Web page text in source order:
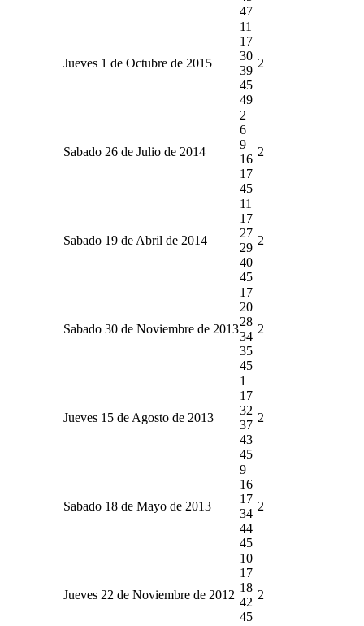
47
Jueves 1 de Octubre de 2015
11
17
30
39
45
49
2
Sabado 26 de Julio de 2014
2
6
9
16
17
45
2
Sabado 19 de Abril de 2014
11
17
27
29
40
45
2
Sabado 30 de Noviembre de 2013
17
20
28
34
35
45
2
Jueves 15 de Agosto de 2013
1
17
32
37
43
45
2
Sabado 18 de Mayo de 2013
9
16
17
34
44
45
2
Jueves 22 de Noviembre de 2012
10
17
18
42
45
2